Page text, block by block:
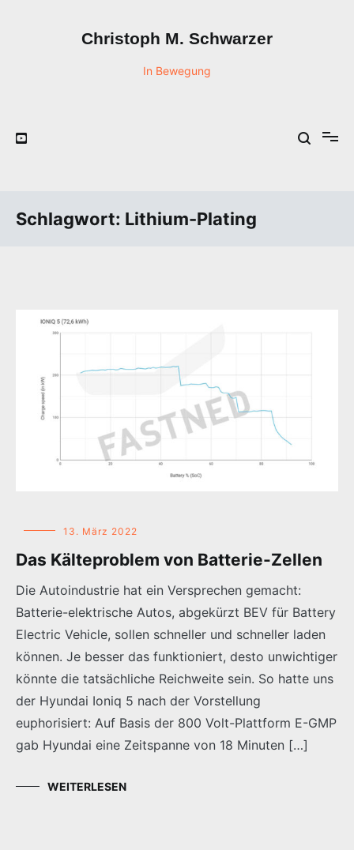
Christoph M. Schwarzer
In Bewegung
Schlagwort: Lithium-Plating
13. März 2022
Das Kälteproblem von Batterie-Zellen
Die Autoindustrie hat ein Versprechen gemacht:
Batterie-elektrische Autos, abgekürzt BEV für Battery
Electric Vehicle, sollen schneller und schneller laden
können. Je besser das funktioniert, desto unwichtiger
könnte die tatsächliche Reichweite sein. So hatte uns
der Hyundai Ioniq 5 nach der Vorstellung
euphorisiert: Auf Basis der 800 Volt-Plattform E-GMP
gab Hyundai eine Zeitspanne von 18 Minuten […]
WEITERLESEN